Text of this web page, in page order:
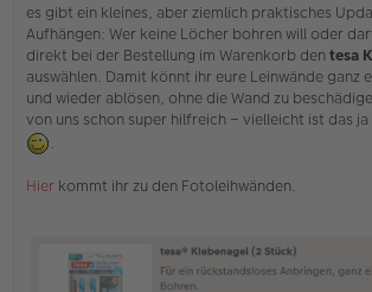
l
e
s
n
e
r
B
e
t
es gibt ein kleines, aber ziemlich praktisches
Aufhängen: Wer keine Löcher bohren will oder
direkt bei der Bestellung im Warenkorb dentesa
auswählen. Damit könnt ihr eure Leinwände ganz
und wieder ablösen, ohne die Wand zu
von uns schon super hilfreich – vielleicht ist das ja
.
Hier kommt ihr zu den Fotoleihwänden.